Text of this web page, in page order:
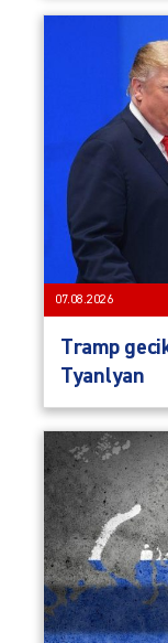
07.08.2026
Tramp
Tyanlyan